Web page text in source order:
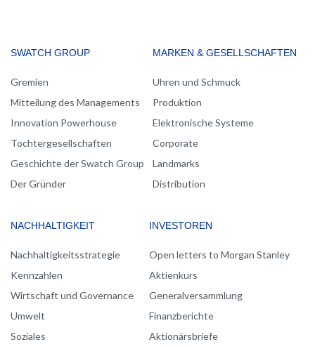
MAIN
NAVIGATION
SWATCH GROUP
Gremien
Mitteilung des Managements
Innovation Powerhouse
Tochtergesellschaften
Geschichte der Swatch Group
Der Gründer
MARKEN & GESELLSCHAFTEN
Uhren und Schmuck
Produktion
Elektronische Systeme
Corporate
Landmarks
Distribution
NACHHALTIGKEIT
Nachhaltigkeitsstrategie
Kennzahlen
Wirtschaft und Governance
Umwelt
Soziales
INVESTOREN
Open letters to Morgan Stanley
Aktienkurs
Generalversammlung
Finanzberichte
Aktionärsbriefe